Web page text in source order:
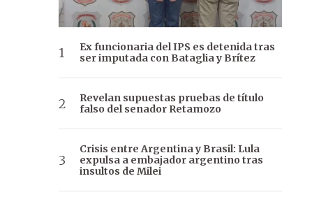
Ex funcionaria del IPS es detenida tras
ser imputada con Bataglia y Brítez
Revelan supuestas pruebas de título
falso del senador Retamozo
Crisis entre Argentina y Brasil: Lula
expulsa a embajador argentino tras
insultos de Milei